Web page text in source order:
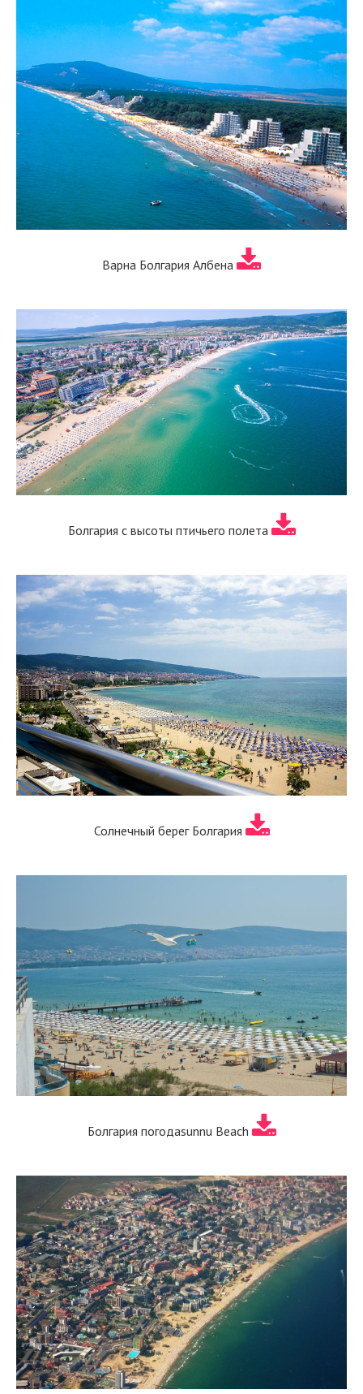
Варна Болгария Албена
Болгария с высоты птичьего полета
Солнечный берег Болгария
Болгария погодаsunnu Beach